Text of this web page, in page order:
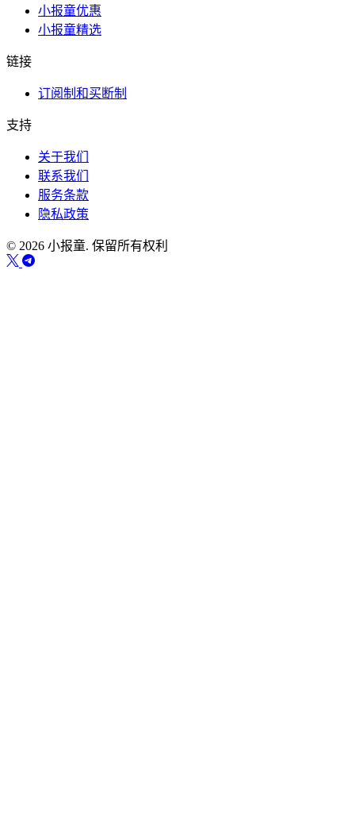
小报童优惠
小报童精选
链接
订阅制和买断制
支持
关于我们
联系我们
服务条款
隐私政策
© 2026 小报童. 保留所有权利